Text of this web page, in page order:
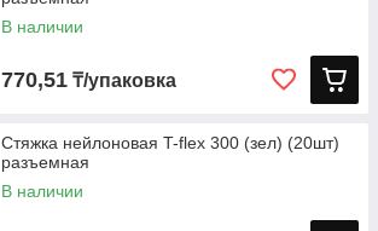
В наличии
770,51 ₸/упаковка
Стяжка нейлоновая T-flex 300 (зел) (20шт)
разъемная
В наличии